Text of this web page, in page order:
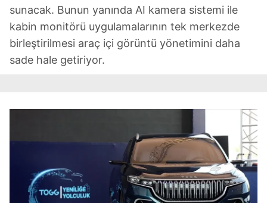
sunacak. Bunun yanında AI kamera sistemi ile
kabin monitörü uygulamalarının tek merkezde
birleştirilmesi araç içi görüntü yönetimini daha
sade hale getiriyor.